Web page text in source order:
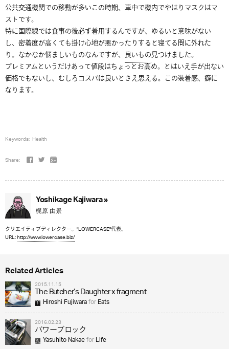
公共交通機関での移動が多いこの時期、車中で機内でやはりマスクはマ
ストです。
特に国際線では食事の後必ず着用するんですが、ゆるいと意味がない
し、密着度が高くても掛け心地が悪かったりすると寝てる間に外れた
り。なかなか悩ましいものなんですが、 良いもの見つけました。
プレミアムというだけあって値段はちょっとお高め。とはいえ手が出ない
価格でもないし、むしろコスパは良いとさえ思える。この装着感、癖に
なります。
Keywords: Health
Share:
Yoshikage Kajiwara »
梶原 由景
クリエイティブディレクター。"LOWERCASE"代表。
URL:http://www.lowercase.biz/
Related Articles
2015.11.15
The Butcher’s Daughter x fragment
Hiroshi FujiwaraforEats
2016.02.23
パワーブロック
Yasuhito NakaeforLife